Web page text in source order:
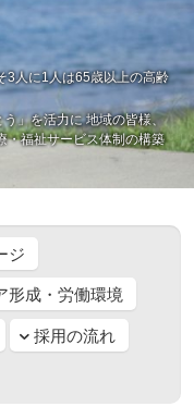
3人に1人は65歳以上の高齢
う」を活力に地域の皆様、
・福祉サービス体制の構築
ジ
形成・労働環境
採用の流れ